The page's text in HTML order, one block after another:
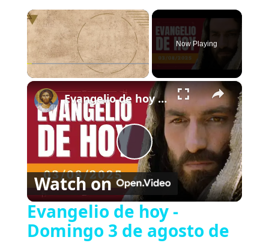
×
Fullscreen
Now Playing
×
P
l
a
Evangelio de hoy - Domingo 3 de agosto de 2025 - Lucas 12:13-21 - Biblia Católica
Watch on
Evangelio de hoy -
Domingo 3 de agosto de